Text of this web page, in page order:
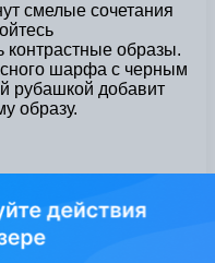
смелые сочетания
контрастные образы.
шарфа с черным
рубашкой добавит
образу.